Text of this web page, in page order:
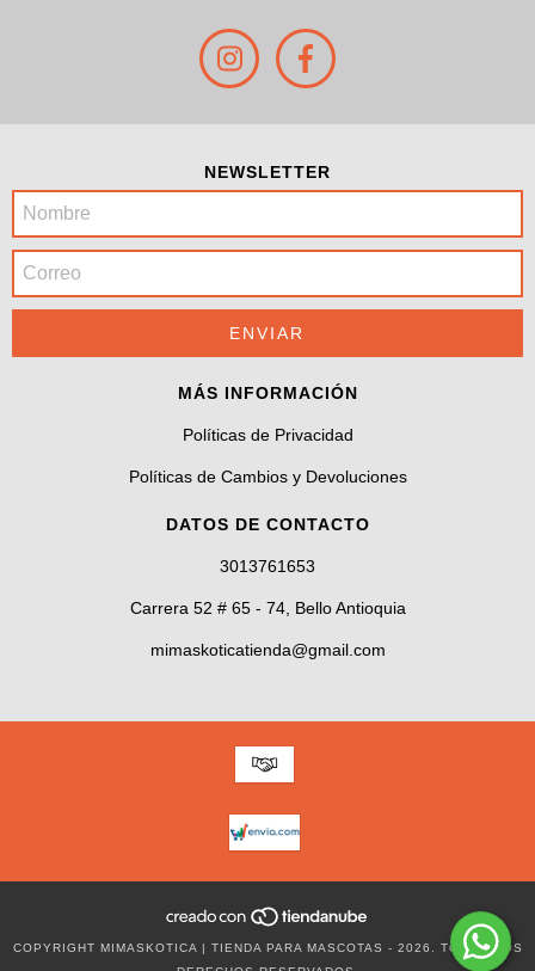
NEWSLETTER
MÁS INFORMACIÓN
Políticas de Privacidad
Políticas de Cambios y Devoluciones
DATOS DE CONTACTO
3013761653
Carrera 52 # 65 - 74, Bello Antioquia
mimaskoticatienda@gmail.com
COPYRIGHT MIMASKOTICA | TIENDA PARA MASCOTAS - 2026. TODOS LOS